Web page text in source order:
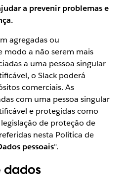
a prevenir problemas e
agregadas ou
modo a não serem mais
a uma pessoa singular
o Slack poderá
comerciais. As
com uma pessoa singular
e protegidas como
de proteção de
nesta Política de
pessoais".
dados